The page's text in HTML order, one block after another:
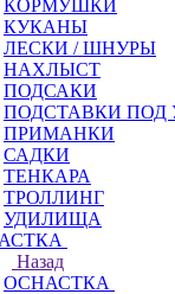
КОРМУШКИ
КУКАНЫ
ЛЕСКИ / ШНУРЫ
НАХЛЫСТ
ПОДСАКИ
ПОДСТАВКИ ПОД
ПРИМАНКИ
САДКИ
ТЕНКАРА
ТРОЛЛИНГ
УДИЛИЩА
Назад
ОСНАСТКА